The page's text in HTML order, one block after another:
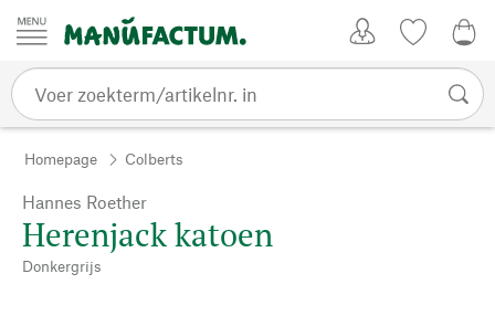
Passer au contenu
Homepage Colberts
Hannes Roether
Herenjack katoen
Donkergrijs